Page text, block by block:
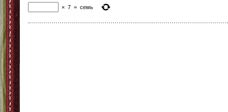
× 7 = семь